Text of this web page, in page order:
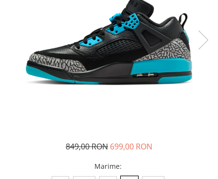
Geci si veste copii
Pantaloni scurti Copii
Accesorii
Ingrijire incaltaminte
849,00 RON 699,00 RON
Marime: